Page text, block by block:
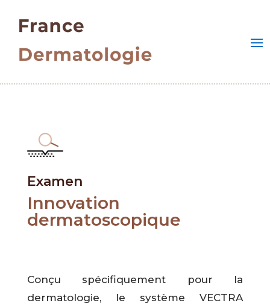
Examen
Innovation
dermatoscopique
Conçu spécifiquement pour la
dermatologie, le système VECTRA